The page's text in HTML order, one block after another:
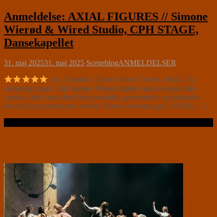
Anmeldelse: AXIAL FIGURES // Simone
Wierød & Wired Studio, CPH STAGE,
Dansekapellet
31. maj 202531. maj 2025 SceneblogANMELDELSER
Let. Legende. Og helt enkelt. Svært. Hårdt. Og
sindssygt smukt. Når Simone Wierød skaber sine koreografiske
værker, lader hun oftest både poetiske, geometriske og æstetiske
hovedlinjer gennemsyre værket. Præcis som hun gør i AXIAL[…]